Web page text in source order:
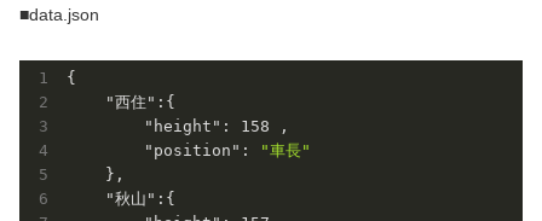
■data.json
{
"西住" :{
"height" : 158 ,
"position" :
"車長"
    },
"秋山" :{